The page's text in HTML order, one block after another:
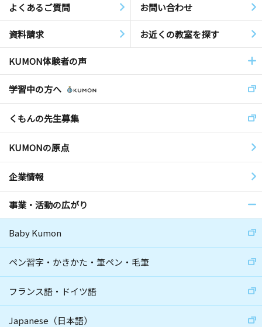
よくあるご質問 お問い合わせ
資料請求 お近くの教室を探す
KUMON体験者の声
学習中の方へ
くもんの先生募集
KUMONの原点
企業情報
事業・活動の広がり
Baby Kumon
ペン習字・かきかた・筆ペン・毛筆
フランス語・ドイツ語
Japanese（日本語）